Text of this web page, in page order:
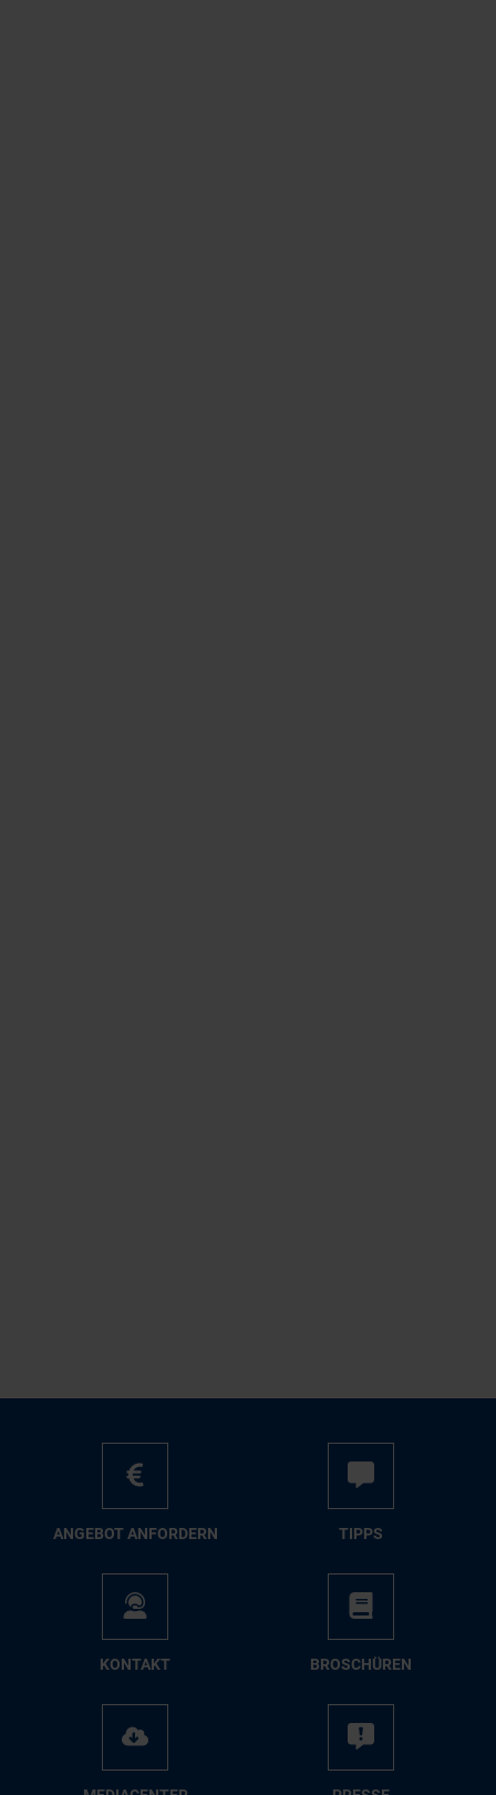
AN­GE­BOT AN­FOR­DERN TIPPS
KON­TAKT BRO­SCHÜ­REN